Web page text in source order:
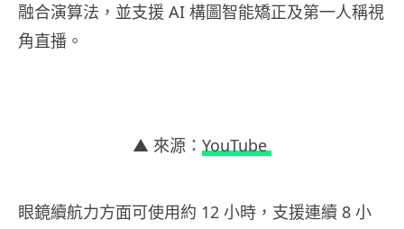
融合演算法，並支援 AI 構圖智能矯正及第一人稱視
角直播。
▲ 來源： YouTube
眼鏡續航力方面可使用約 12 小時，支援連續 8 小